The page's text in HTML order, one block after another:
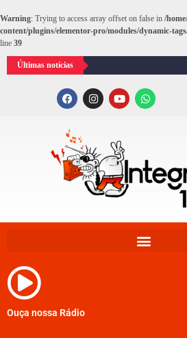
Warning: Trying to access array offset on false in /
content/plugins/elementor-pro/modules/dynamic-
line 39
Últimas notícias
Ouça nossa Rádio